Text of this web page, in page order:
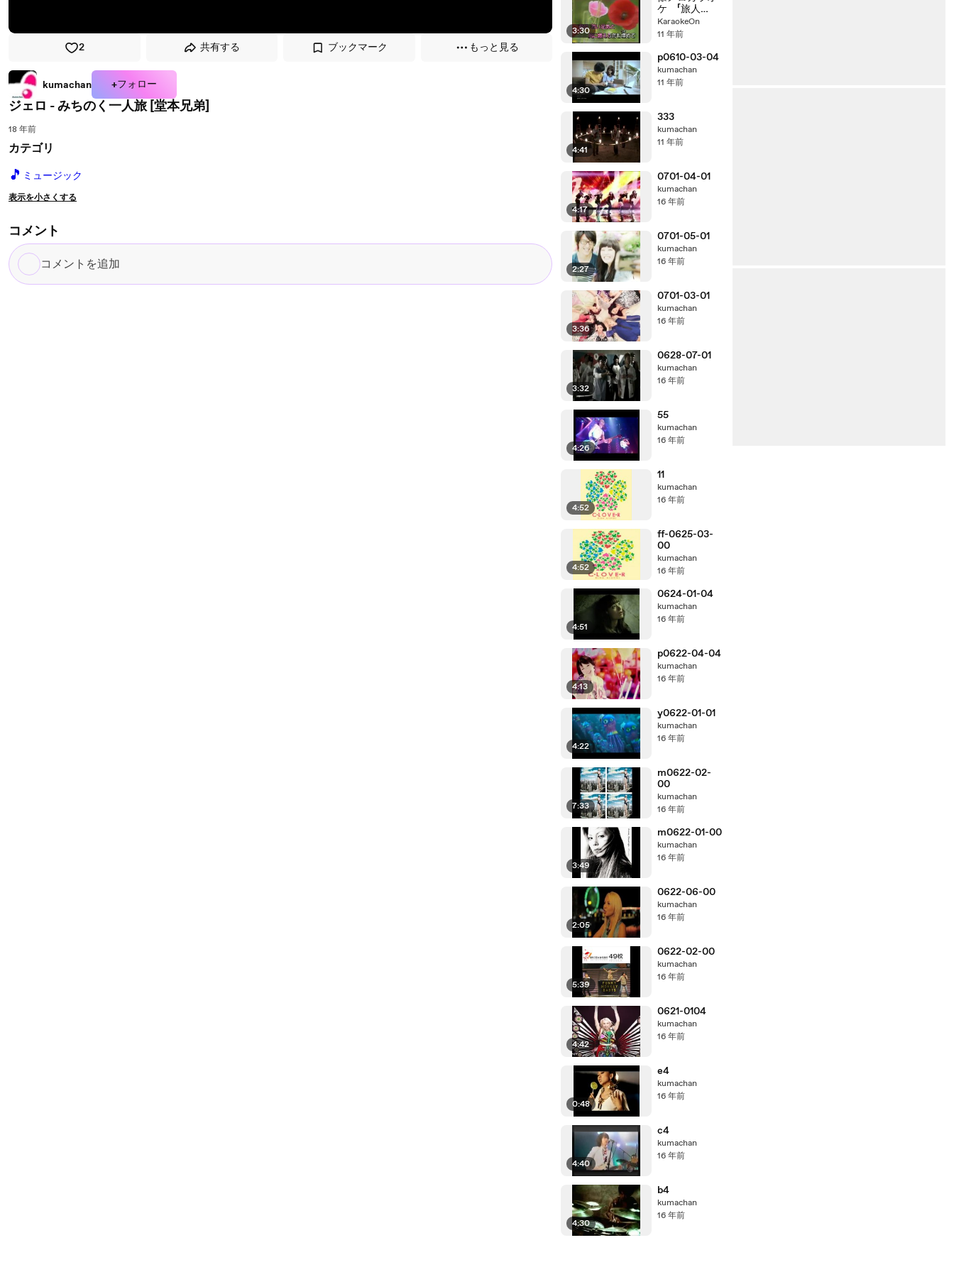
2 共有する ブックマーク もっと見る
kumachan +フォロー
ジェロ - みちのく一人旅 [堂本兄弟]
18 年前
カテゴリ
🎵 ミュージック
表示を小さくする
コメント
コ
メ
3:30
ケ 「旅人
よ」 原曲 ♪加
山雄三
KaraokeOn
11 年前
4:30
p0610-03-04
kumachan
11 年前
4:41
333
kumachan
11 年前
4:17
0701-04-01
kumachan
16 年前
2:27
0701-05-01
kumachan
16 年前
3:36
0701-03-01
kumachan
16 年前
3:32
0628-07-01
kumachan
16 年前
4:26
55
kumachan
16 年前
4:52
11
kumachan
16 年前
4:52
ff-0625-03-
00
kumachan
16 年前
4:51
0624-01-04
kumachan
16 年前
4:13
p0622-04-04
kumachan
16 年前
4:22
y0622-01-01
kumachan
16 年前
7:33
m0622-02-
00
kumachan
16 年前
3:49
m0622-01-00
kumachan
16 年前
2:05
0622-06-00
kumachan
16 年前
5:39
0622-02-00
kumachan
16 年前
4:42
0621-0104
kumachan
16 年前
0:48
e4
kumachan
16 年前
4:40
c4
kumachan
16 年前
4:30
b4
kumachan
16 年前